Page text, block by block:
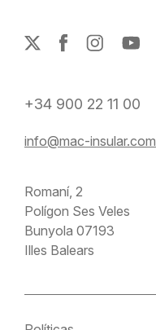
+34 900 22 11 00
info@mac-insular.com
Romaní, 2
Polígon Ses Veles
Bunyola 07193
Illes Balears